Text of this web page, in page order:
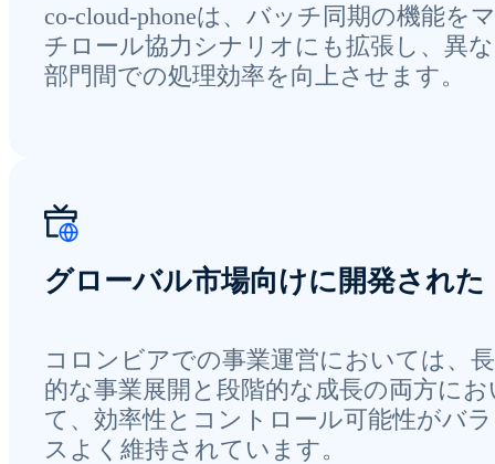
co-cloud-phoneは、バッチ同期の機能を
チロール協力シナリオにも拡張し、異
部門間での処理効率を向上させます。
グローバル市場向けに開発された
コロンビアでの事業運営においては、
的な事業展開と段階的な成長の両方にお
て、効率性とコントロール可能性がバ
スよく維持されています。